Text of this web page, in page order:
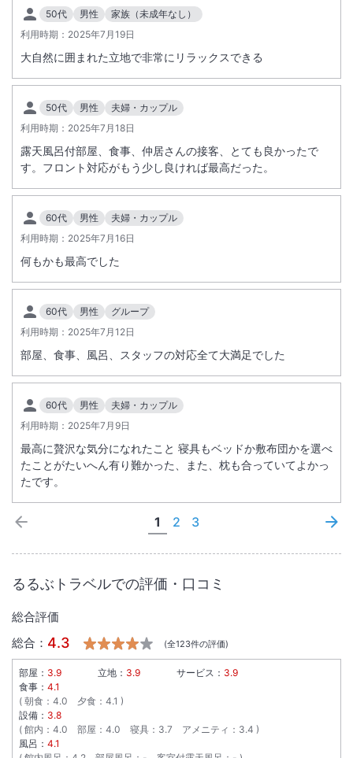
50代 男性
家族（未成年なし）
利用時期： 2025年7月19日
大自然に囲まれた立地で非常にリラックスできる
50代 男性
夫婦・カップル
利用時期： 2025年7月18日
露天風呂付部屋、食事、仲居さんの接客、とても良かったで
す。フロント対応がもう少し良ければ最高だった。
60代 男性
夫婦・カップル
利用時期： 2025年7月16日
何もかも最高でした
60代 男性
グループ
利用時期： 2025年7月12日
部屋、食事、風呂、スタッフの対応全て大満足でした
60代 男性
夫婦・カップル
利用時期： 2025年7月9日
最高に贅沢な気分になれたこと 寝具もベッドか敷布団かを選べ
たことがたいへん有り難かった、また、枕も合っていてよかっ
たです。
1 2 3
るるぶトラベルでの評価・口コミ
総合評価
総合： 4.3 (全123件の評価)
部屋： 3.9 立地： 3.9 サービス： 3.9
食事： 4.1
朝食 ： 4.0 夕食 ： 4.1
設備： 3.8
館内 ： 4.0 部屋 ： 4.0 寝具 ： 3.7 アメニティ ： 3.4
風呂： 4.1